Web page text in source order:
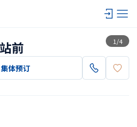
1 /4
查看一览
前
体预订